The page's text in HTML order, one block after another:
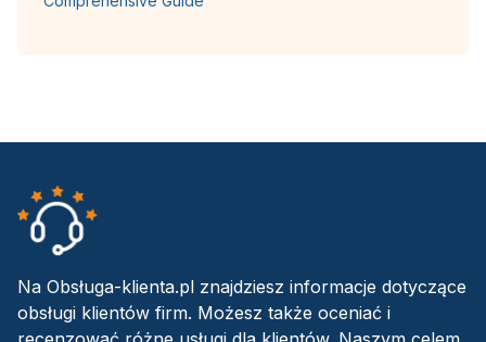
Na Obsługa-klienta.pl znajdziesz informacje dotyczące
obsługi klientów firm. Możesz także oceniać i